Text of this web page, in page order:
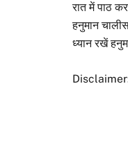
रात में पाठ
हनुमान
ध्यान रखें
Disclaimer: